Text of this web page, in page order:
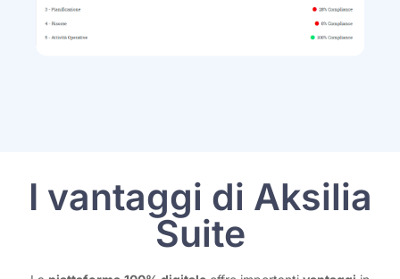
I vantaggi di Aksilia
Suite